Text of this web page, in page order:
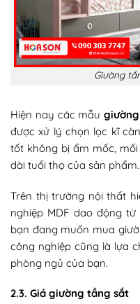
Giường
Hiện nay các mẫu
được xử lý chọn lọc kĩ
tốt không bị ẩm mốc,
dài tuổi thọ của sản phẩm.
Trên thị trường nội thất
nghiệp MDF dao động
bạn đang muốn mua
công nghiệp cũng là lựa
phòng ngủ của bạn.
2.3. Giá giường tầng sắt